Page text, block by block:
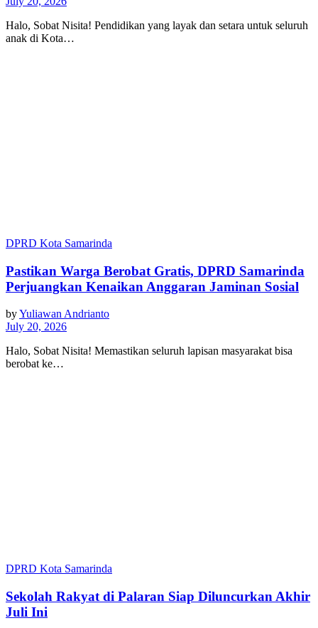
Halo, Sobat Nisita! Pendidikan yang layak dan setara untuk seluruh
anak di Kota…
DPRD Kota Samarinda
Pastikan Warga Berobat Gratis, DPRD Samarinda
Perjuangkan Kenaikan Anggaran Jaminan Sosial
byYuliawan Andrianto
July 20, 2026
Halo, Sobat Nisita! Memastikan seluruh lapisan masyarakat bisa
berobat ke…
DPRD Kota Samarinda
Sekolah Rakyat di Palaran Siap Diluncurkan Akhir
Juli Ini